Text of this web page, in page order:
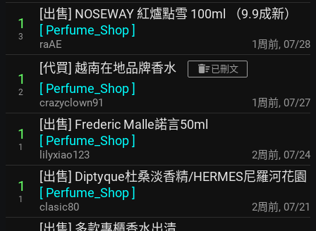
1
3
[出售] NOSEWAY 紅爐點雪 100ml （9.9成新）
[ Perfume_Shop]
raAE 1周前, 07/28
1
2
[代買] 越南在地品牌香水 已刪文
[ Perfume_Shop]
crazyclown91 1周前, 07/27
1
1
[出售] Frederic Malle諾言50ml
[ Perfume_Shop]
lilyxiao123 2周前, 07/24
1
1
[出售] Diptyque杜桑淡香精/HERMES尼羅河花園
[ Perfume_Shop]
clasic80 2周前, 07/21